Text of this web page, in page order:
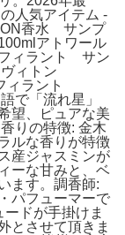
人気アイテム -
香水 サンプ
アトワール
ィラント サン
ィトン
ィラント
で「流れ星」
望、ピュアな美
りの特徴: 金木
ルな香りが特徴
産ジャスミンが
ーな甘みと、ベ
ます。調香師:
パフューマーで
ドが手掛けま
とさせて頂きま